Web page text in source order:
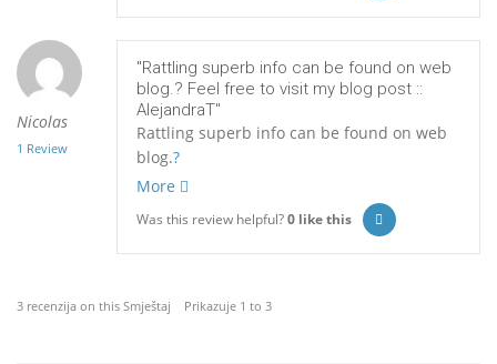
Nicolas
1 Review
"Rattling superb info can be found on web
blog.? Feel free to visit my blog post ::
AlejandraT"
Rattling superb info can be found on web
blog.?
More
Was this review helpful?0like this
3 recenzija on this Smještaj Prikazuje 1 to 3